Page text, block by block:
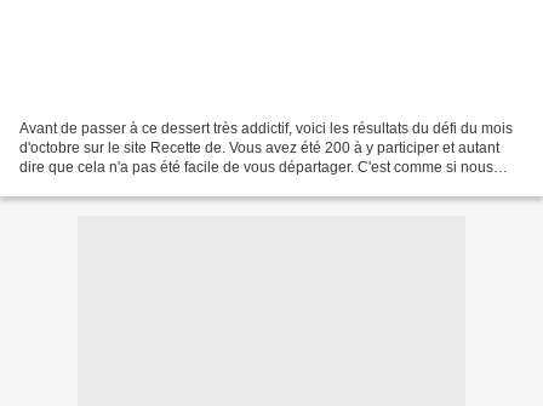
Avant de passer à ce dessert très addictif, voici les résultats du défi du mois
d'octobre sur le site Recette de. Vous avez été 200 à y participer et autant
dire que cela n'a pas été facile de vous départager. C'est comme si nous